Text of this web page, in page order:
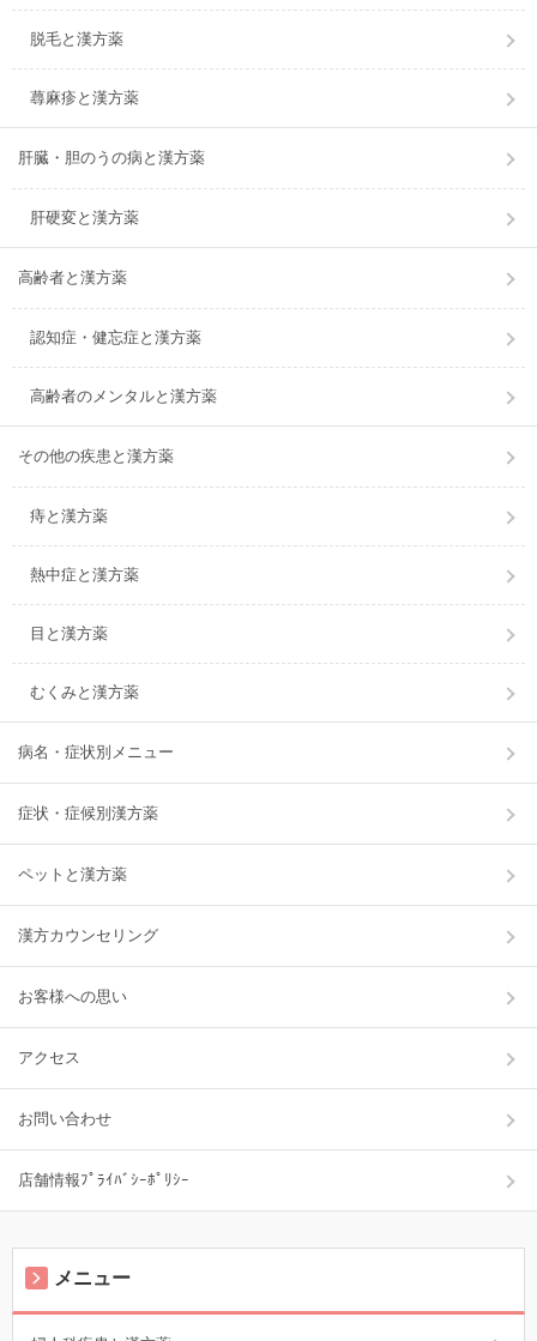
脱毛と漢方薬
蕁麻疹と漢方薬
肝臓・胆のうの病と漢方薬
肝硬変と漢方薬
高齢者と漢方薬
認知症・健忘症と漢方薬
高齢者のメンタルと漢方薬
その他の疾患と漢方薬
痔と漢方薬
熱中症と漢方薬
目と漢方薬
むくみと漢方薬
病名・症状別メニュー
症状・症候別漢方薬
ペットと漢方薬
漢方カウンセリング
お客様への思い
アクセス
お問い合わせ
店舗情報ﾌﾟﾗｲﾊﾞｼｰﾎﾟﾘｼｰ
メニュー